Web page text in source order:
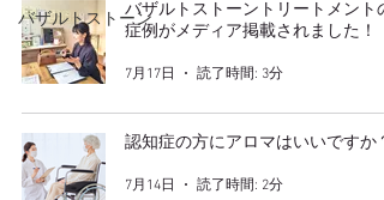
バザルトストーンバザルトストーントリートメントの
症例がメディア掲載されました！
7月17日 読了時間: 3分
認知症の方にアロマはいいですか？
7月14日 読了時間: 2分